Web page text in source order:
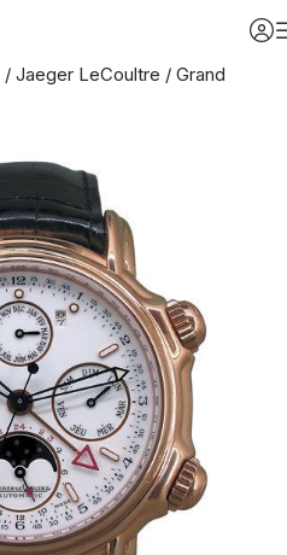
/ Jaeger LeCoultre / Grand